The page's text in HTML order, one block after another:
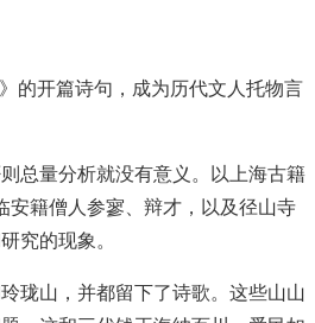
的开篇诗句，成为历代文人托物言
总量分析就没有意义。以上海古籍
安籍僧人参寥、辩才，以及径山寺
究的现象。
珑山，并都留下了诗歌。这些山山